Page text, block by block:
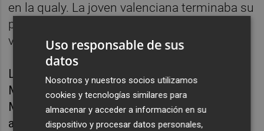
en la qualy. La joven valenciana terminaba su
primera carrera del fin de semana con la
victoria.
La carrera 3, la de resistencia, la abría de los
Milagros desde la pole y a los 22 minutos
Martí saltaba al coche para cruzar la bandera
a cuadros en primera posición.
Uso responsable de sus
datos
Nosotros y nuestros socios utilizamos
cookies y tecnologías similares para
almacenar y acceder a información en su
dispositivo y procesar datos personales,